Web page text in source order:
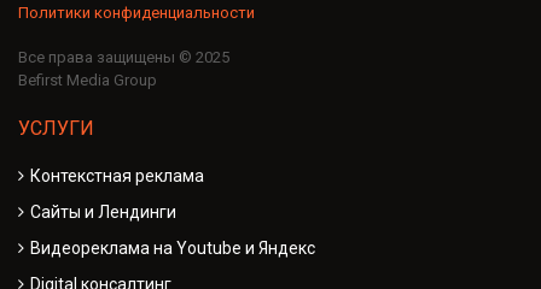
Политики конфиденциальности
Все права защищены © 2025
Befirst Media Group
УСЛУГИ
Контекстная реклама
Сайты и Лендинги
Видеореклама на Youtube и Яндекс
Digital консалтинг